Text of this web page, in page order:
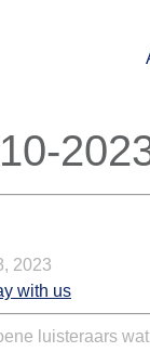
2023
with us
luisteraars